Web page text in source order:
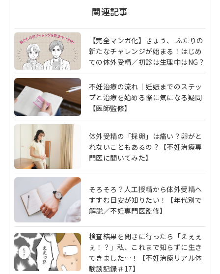
関連記事
【完全マンガ化】きょう、 ふたりの
新たなチャレンジが始まる！はじめ
ての体外受精／初診は生理中はNG？
不妊治療の流れ｜妊娠までのステッ
プと治療を始める際に気になる疑問
【医師監修】
体外受精の「採卵」は痛い？卵がと
れないこともあるの？【不妊治療専
門医に聞いてみた】
そろそろ？人工授精から体外受精へ
すすむ目安が知りたい！【年代別で
解説／不妊専門医監修】
検査結果を聞きに行ったら「えぇぇ
ぇ！？」私、これまで知らずに生き
てきました…！【不妊治療リアル体
験談記録＃17】